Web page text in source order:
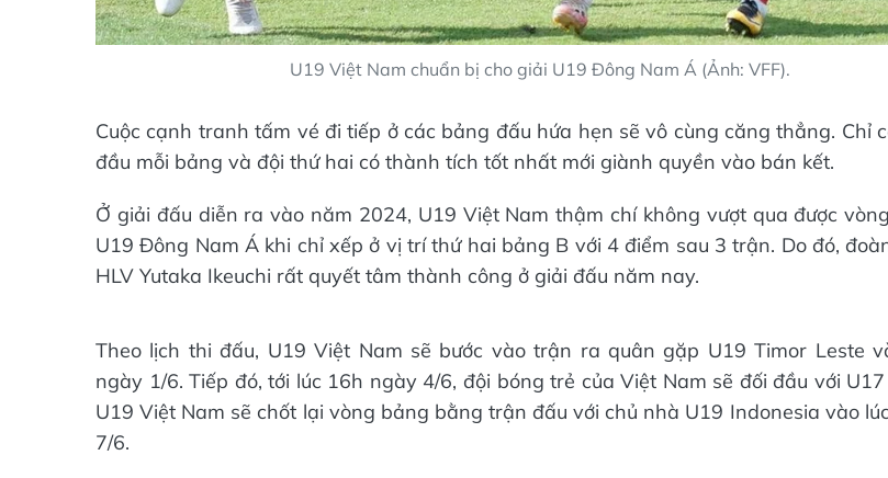
U19 Việt Nam chuẩn bị cho giải U19 Đông Nam Á (Ảnh: VFF).
Cuộc cạnh tranh tấm vé đi tiếp ở các bảng đấu hứa hẹn sẽ vô cùng căng thẳng. Chỉ
đầu mỗi bảng và đội thứ hai có thành tích tốt nhất mới giành quyền vào bán kết.
Ở giải đấu diễn ra vào năm 2024, U19 Việt Nam thậm chí không vượt qua được
U19 Đông Nam Á khi chỉ xếp ở vị trí thứ hai bảng B với 4 điểm sau 3 trận. Do đó,
HLV Yutaka Ikeuchi rất quyết tâm thành công ở giải đấu năm nay.
Theo lịch thi đấu, U19 Việt Nam sẽ bước vào trận ra quân gặp U19 Timor Leste
ngày 1/6. Tiếp đó, tới lúc 16h ngày 4/6, đội bóng trẻ của Việt Nam sẽ đối đầu với
U19 Việt Nam sẽ chốt lại vòng bảng bằng trận đấu với chủ nhà U19 Indonesia vào
7/6.